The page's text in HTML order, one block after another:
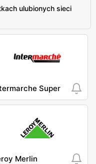
ulubionych sieci
Super
Merlin